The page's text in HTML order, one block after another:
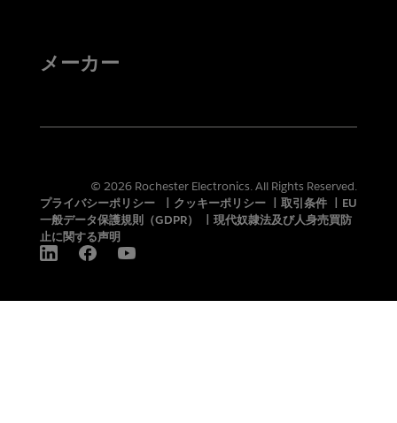
メーカー
© 2026 Rochester Electronics. All Rights Reserved.
プライバシーポリシー
クッキーポリシー 取引条件
EU
一般データ保護規則（GDPR）
現代奴隷法及び人身売買防
止に関する声明